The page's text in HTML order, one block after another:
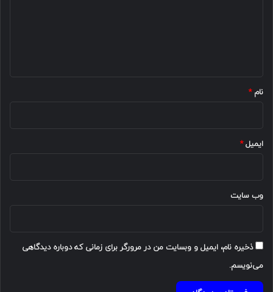
نام*
ایمیل*
وب‌ سایت
ذخیره نام، ایمیل و وبسایت من در مرورگر برای زمانی که دوباره دیدگاهی
می‌نویسم.